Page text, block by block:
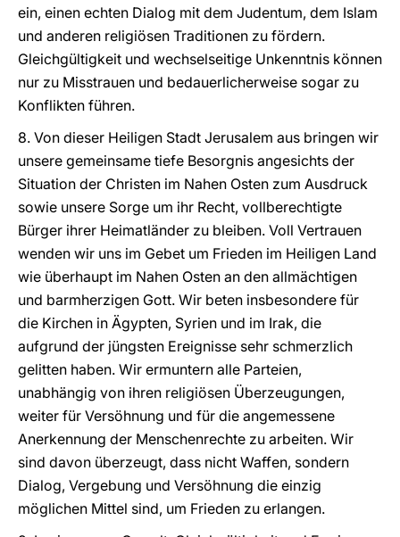
ein, einen echten Dialog mit dem Judentum, dem Islam
und anderen religiösen Traditionen zu fördern.
Gleichgültigkeit und wechselseitige Unkenntnis können
nur zu Misstrauen und bedauerlicherweise sogar zu
Konflikten führen.
8. Von dieser Heiligen Stadt Jerusalem aus bringen wir
unsere gemeinsame tiefe Besorgnis angesichts der
Situation der Christen im Nahen Osten zum Ausdruck
sowie unsere Sorge um ihr Recht, vollberechtigte
Bürger ihrer Heimatländer zu bleiben. Voll Vertrauen
wenden wir uns im Gebet um Frieden im Heiligen Land
wie überhaupt im Nahen Osten an den allmächtigen
und barmherzigen Gott. Wir beten insbesondere für
die Kirchen in Ägypten, Syrien und im Irak, die
aufgrund der jüngsten Ereignisse sehr schmerzlich
gelitten haben. Wir ermuntern alle Parteien,
unabhängig von ihren religiösen Überzeugungen,
weiter für Versöhnung und für die angemessene
Anerkennung der Menschenrechte zu arbeiten. Wir
sind davon überzeugt, dass nicht Waffen, sondern
Dialog, Vergebung und Versöhnung die einzig
möglichen Mittel sind, um Frieden zu erlangen.